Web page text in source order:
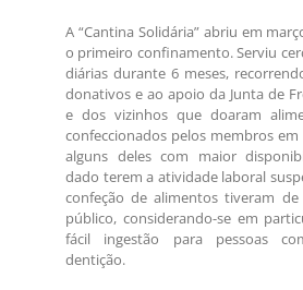
A “Cantina Solidária” abriu em
o primeiro confinamento. Serviu
diárias durante 6 meses,
donativos e ao apoio da Junta de
e dos vizinhos que doaram
confeccionados pelos membros
alguns deles com maior
dado terem a atividade laboral
confeção de alimentos tiveram
público, considerando-se em
fácil ingestão para pessoas
dentição.